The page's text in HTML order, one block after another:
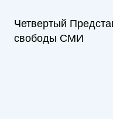
Четвертый
свободы СМИ